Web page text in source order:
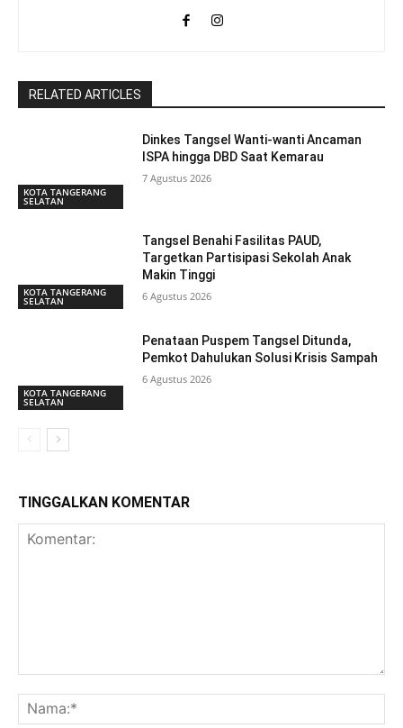
RELATED ARTICLES
KOTA TANGERANG
SELATAN
Dinkes Tangsel Wanti-wanti Ancaman
ISPA hingga DBD Saat Kemarau
7 Agustus 2026
KOTA TANGERANG
SELATAN
Tangsel Benahi Fasilitas PAUD,
Targetkan Partisipasi Sekolah Anak
Makin Tinggi
6 Agustus 2026
KOTA TANGERANG
SELATAN
Penataan Puspem Tangsel Ditunda,
Pemkot Dahulukan Solusi Krisis Sampah
6 Agustus 2026
TINGGALKAN KOMENTAR